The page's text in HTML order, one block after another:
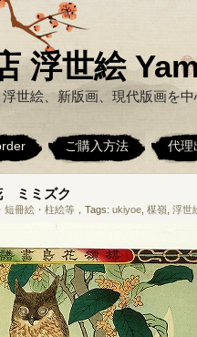
浮世絵
世絵、新版画、現代版画を
ご購入方法 代理
ミミズク
短冊絵・柱絵等 ，Tags: ukiyoe 楳嶺 浮世